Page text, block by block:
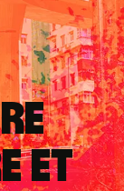
et